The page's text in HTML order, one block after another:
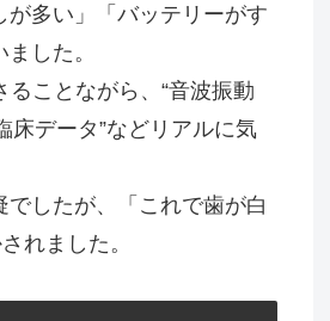
多い」「バッテリーがす
した。
ことながら、“音波振動
床データ”などリアルに気
したが、「これで歯が白
れました。